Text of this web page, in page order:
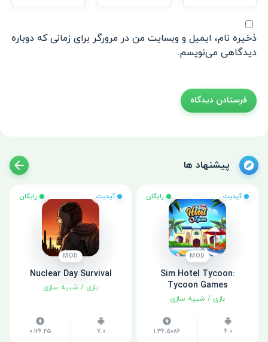
ذخیره نام، ایمیل و وبسایت من در مرورگر برای زمانی که دوباره
دیدگاهی می‌نویسم.
پیشنهاد ها
آپدیت رایگان
MOD
Sim Hotel Tycoon:
Tycoon Games
بازی / شبیه سازی
6.0
1.36.5086
آپدیت رایگان
MOD
Nuclear Day Survival
بازی / شبیه سازی
7.0
0.126.25